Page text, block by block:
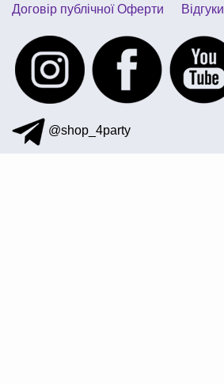
Договір публічної Оферти
Відгуки
@shop_4party